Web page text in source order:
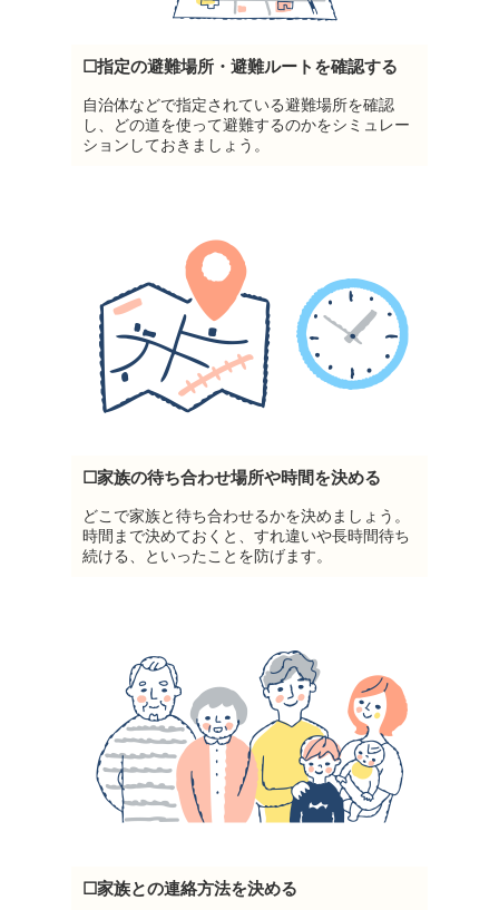
☐指定の避難場所・避難ルートを確認する
自治体などで指定されている避難場所を確認
し、どの道を使って避難するのかをシミュレー
ションしておきましょう。
☐家族の待ち合わせ場所や時間を決める
どこで家族と待ち合わせるかを決めましょう。
時間まで決めておくと、すれ違いや長時間待ち
続ける、といったことを防げます。
☐家族との連絡方法を決める